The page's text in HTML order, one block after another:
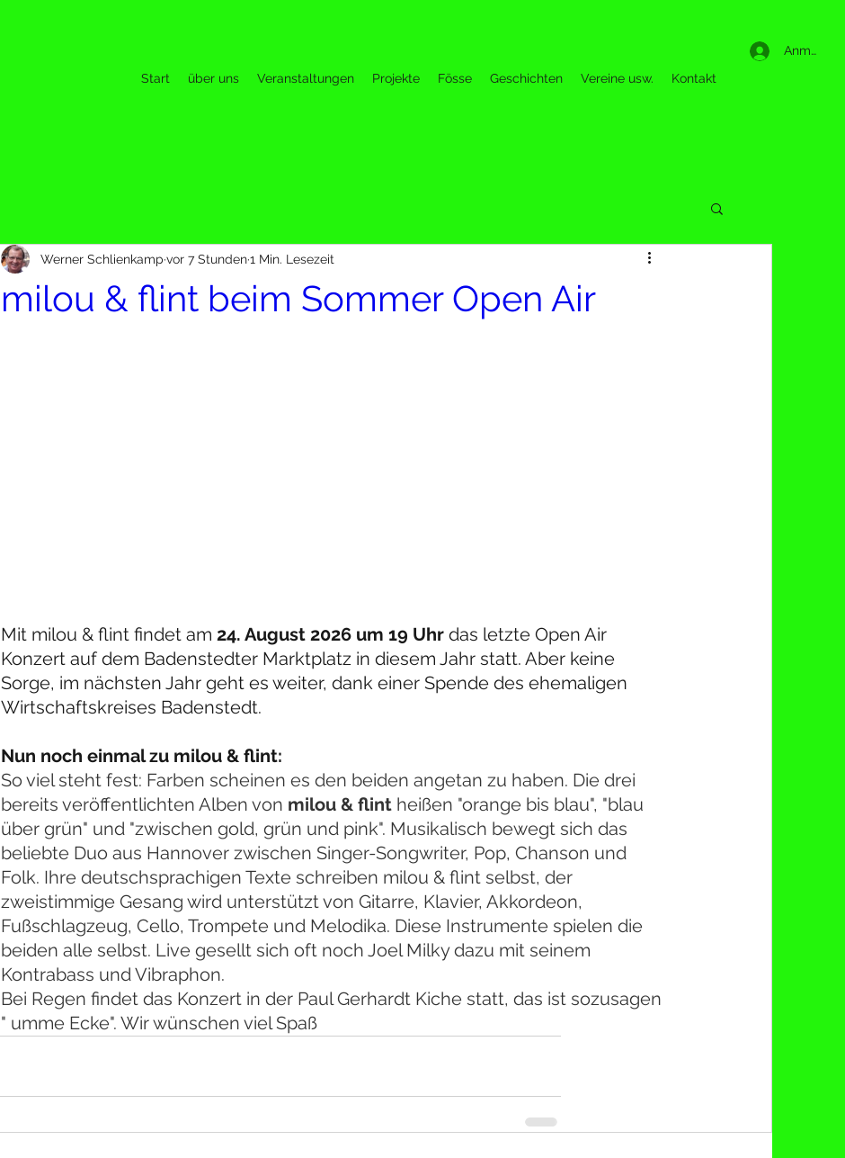
Start über uns Veranstaltungen Projekte Fösse Geschichten Vereine usw. Kontakt
Anmelden
milou & flint beim Sommer Open Air
Werner Schlienkamp vor 7 Stunden1 Min. Lesezeit
Mit milou & flint findet am 24. August 2026 um 19 Uhr das letzte Open Air
Konzert auf dem Badenstedter Marktplatz in diesem Jahr statt. Aber keine
Sorge, im nächsten Jahr geht es weiter, dank einer Spende des ehemaligen
Wirtschaftskreises Badenstedt.
Nun noch einmal zu milou & flint:
So viel steht fest: Farben scheinen es den beiden angetan zu haben. Die drei
bereits veröffentlichten Alben von milou & flint heißen "orange bis blau", "blau
über grün" und "zwischen gold, grün und pink". Musikalisch bewegt sich das
beliebte Duo aus Hannover zwischen Singer-Songwriter, Pop, Chanson und
Folk. Ihre deutschsprachigen Texte schreiben milou & flint selbst, der
zweistimmige Gesang wird unterstützt von Gitarre, Klavier, Akkordeon,
Fußschlagzeug, Cello, Trompete und Melodika. Diese Instrumente spielen die
beiden alle selbst. Live gesellt sich oft noch Joel Milky dazu mit seinem
Kontrabass und Vibraphon.
Bei Regen findet das Konzert in der Paul Gerhardt Kiche statt, das ist sozusagen
" umme Ecke". Wir wünschen viel Spaß